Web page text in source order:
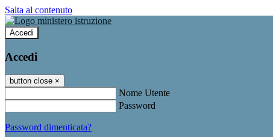
Salta al contenuto
Accedi
Accedi
button close ×
Nome Utente
Password
Password dimenticata?